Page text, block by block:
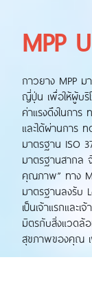
MPP
กาวยาง MPP
ญี่ปุ่น เพื่อให้ผู้บริ
ค่าแรงดึงในกา
และได้ผ่านการ
มาตรฐาน ISO
มาตรฐานสากล
คุณภาพ” ทาง
มาตรฐานลงรับ
เป็นเจ้าแรกและเ
มิตรกับสิ่งแวดล้
สุขภาพของคุณ เ